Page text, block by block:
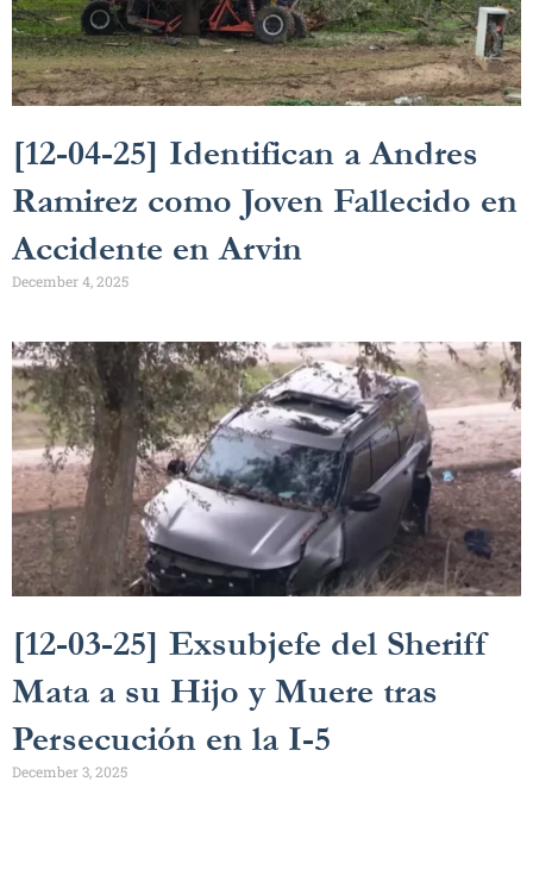
[12-04-25] Identifican a Andres
Ramirez como Joven Fallecido en
Accidente en Arvin
December 4, 2025
[12-03-25] Exsubjefe del Sheriff
Mata a su Hijo y Muere tras
Persecución en la I-5
December 3, 2025